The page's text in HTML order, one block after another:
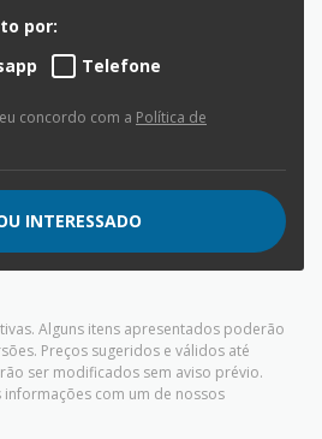
Alguns itens apresentados poderão
Preços sugeridos e válidos até
ser modificados sem aviso prévio.
com um de nossos
por:
Telefone
concordo com a Política de
INTERESSADO